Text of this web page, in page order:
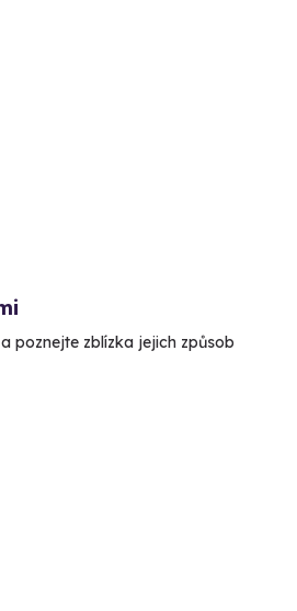
poznejte zblízka jejich způsob